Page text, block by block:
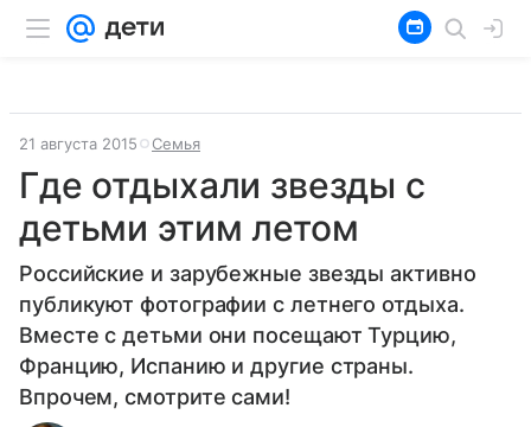
21 августа 2015 Семья
Где отдыхали звезды с
детьми этим летом
Российские и зарубежные звезды активно
публикуют фотографии с летнего отдыха.
Вместе с детьми они посещают Турцию,
Францию, Испанию и другие страны.
Впрочем, смотрите сами!